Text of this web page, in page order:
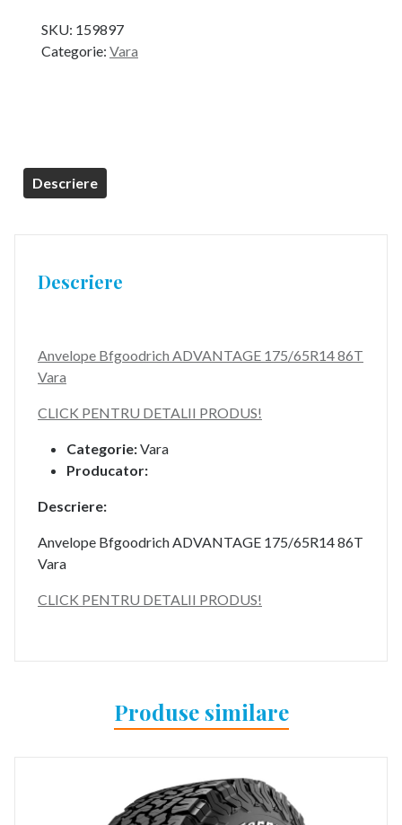
SKU: 159897
Categorie: Vara
Descriere
Descriere
Anvelope Bfgoodrich ADVANTAGE 175/65R14 86T
Vara
CLICK PENTRU DETALII PRODUS!
Categorie:Vara
Producator:
Descriere:
Anvelope Bfgoodrich ADVANTAGE 175/65R14 86T
Vara
CLICK PENTRU DETALII PRODUS!
Produse similare